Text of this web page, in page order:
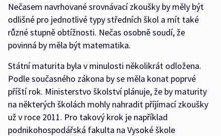
Nečasem navrhované srovnávací zkoušky by měly být
odlišné pro jednotlivé typy středních škol a mít také
různé stupně obtížnosti. Nečas osobně soudí, že
povinná by měla být matematika.
Státní maturita byla v minulosti několikrát odložena.
Podle současného zákona by se měla konat poprvé
příští rok. Ministerstvo školství plánuje, že by maturity
na některých školách mohly nahradit příjímací zkoušky
už v roce 2011. Pro takový krok je například
podnikohospodářská fakulta na Vysoké škole